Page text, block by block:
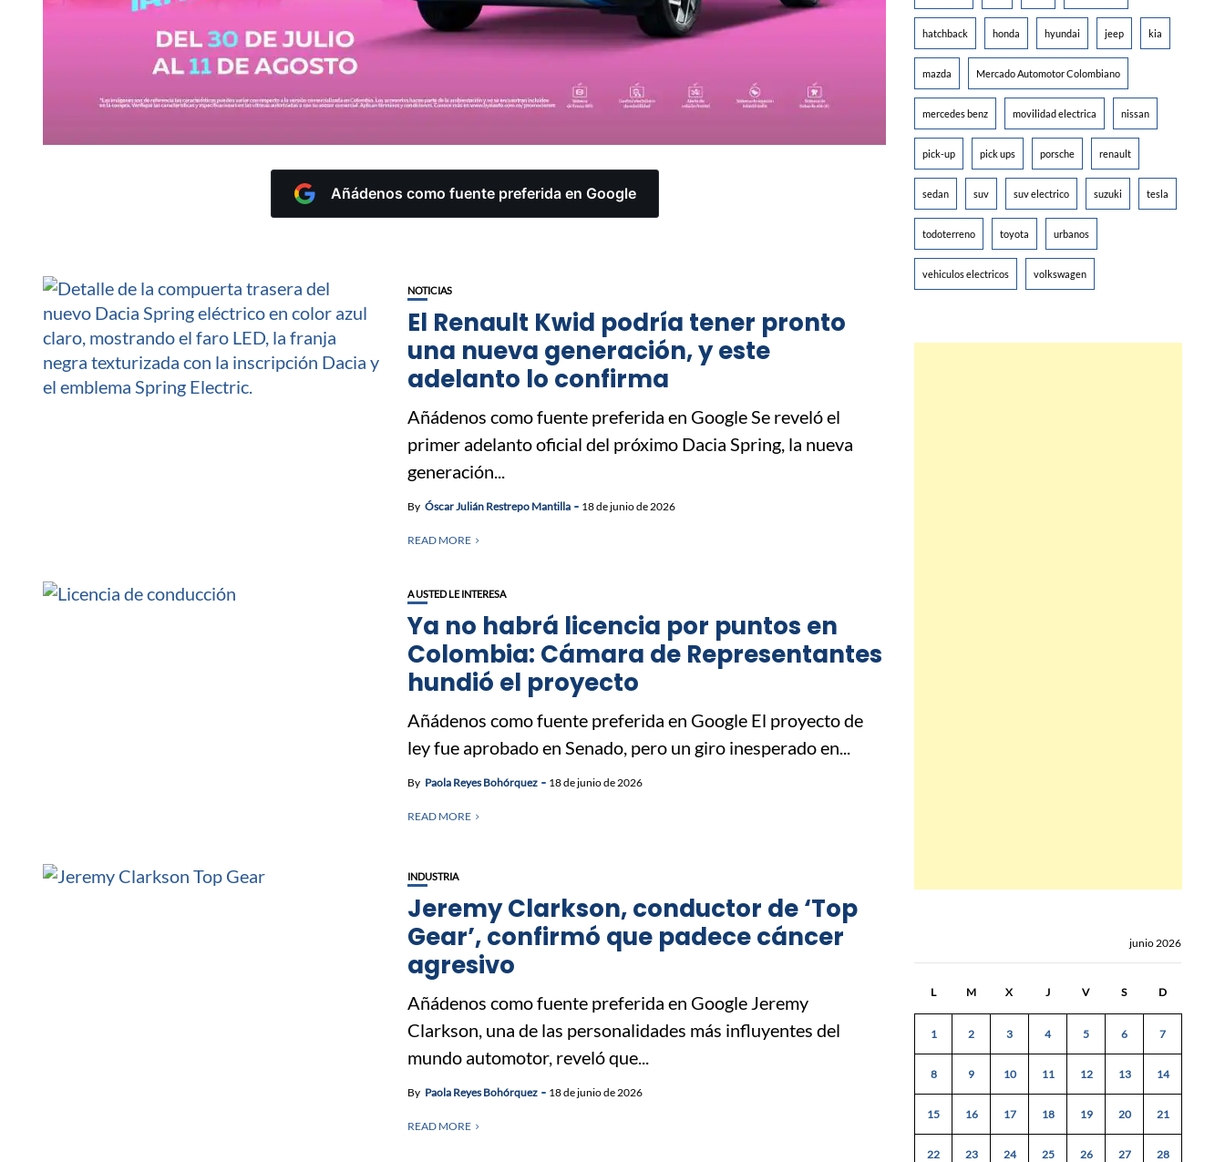
Añádenos como fuente preferida en Google
NOTICIAS
El Renault Kwid podría tener pronto
una nueva generación, y este
adelanto lo confirma
Añádenos como fuente preferida en Google Se reveló el
primer adelanto oficial del próximo Dacia Spring, la nueva
generación...
By Óscar Julián Restrepo Mantilla 18 de junio de 2026
READ MORE
A USTED LE INTERESA
Ya no habrá licencia por puntos en
Colombia: Cámara de Representantes
hundió el proyecto
Añádenos como fuente preferida en Google El proyecto de
ley fue aprobado en Senado, pero un giro inesperado en...
By Paola Reyes Bohórquez 18 de junio de 2026
READ MORE
INDUSTRIA
Jeremy Clarkson, conductor de ‘Top
Gear’, confirmó que padece cáncer
agresivo
Añádenos como fuente preferida en Google Jeremy
Clarkson, una de las personalidades más influyentes del
mundo automotor, reveló que...
By Paola Reyes Bohórquez 18 de junio de 2026
READ MORE
hatchback honda hyundai jeep kia
mazda Mercado Automotor Colombiano
mercedes benz movilidad electrica nissan
pick-up pick ups porsche renault
sedan suv suv electrico suzuki tesla
todoterreno toyota urbanos
vehiculos electricos volkswagen
junio 2026
L M X J V S D
1 2 3 4 5 6 7
8 9 10 11 12 13 14
15 16 17 18 19 20 21
22 23 24 25 26 27 28